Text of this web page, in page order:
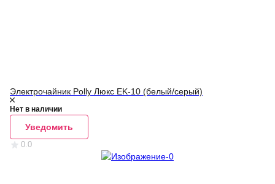
Электрочайник Polly Люкс EK-10 (белый/серый)
Нет в наличии
Уведомить
0.0